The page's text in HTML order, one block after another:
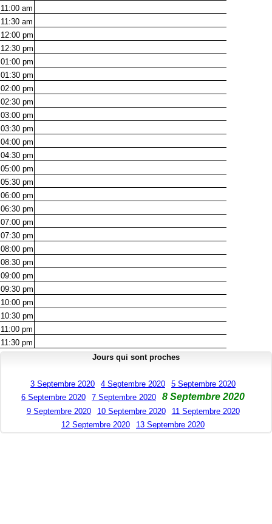
11:00 am
11:30 am
12:00 pm
12:30 pm
01:00 pm
01:30 pm
02:00 pm
02:30 pm
03:00 pm
03:30 pm
04:00 pm
04:30 pm
05:00 pm
05:30 pm
06:00 pm
06:30 pm
07:00 pm
07:30 pm
08:00 pm
08:30 pm
09:00 pm
09:30 pm
10:00 pm
10:30 pm
11:00 pm
11:30 pm
Jours qui sont proches
3 Septembre 2020 4 Septembre 2020
5 Septembre 2020
6 Septembre 2020
7 Septembre 2020 8 Septembre 2020
9 Septembre 2020 10 Septembre 2020
11 Septembre 2020
12 Septembre 2020
13 Septembre 2020